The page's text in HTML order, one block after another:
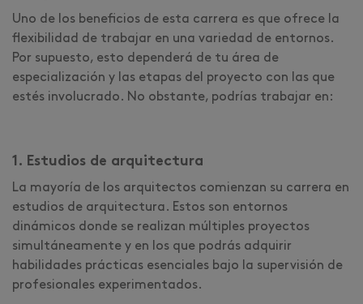
Uno de los beneficios de esta carrera es que ofrece la
flexibilidad de trabajar en una variedad de entornos.
Por supuesto, esto dependerá de tu área de
especialización y las etapas del proyecto con las que
estés involucrado. No obstante, podrías trabajar en:
1. Estudios de arquitectura
La mayoría de los arquitectos comienzan su carrera en
estudios de arquitectura. Estos son entornos
dinámicos donde se realizan múltiples proyectos
simultáneamente y en los que podrás adquirir
habilidades prácticas esenciales bajo la supervisión de
profesionales experimentados.